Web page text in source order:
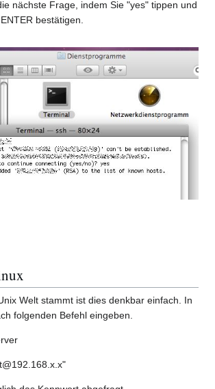
nächste Frage, indem Sie "yes" tippen und
bestätigen.
Welt stammt ist dies denkbar einfach. In
folgenden Befehl eingeben.